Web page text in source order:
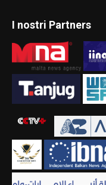
I nostri Partners